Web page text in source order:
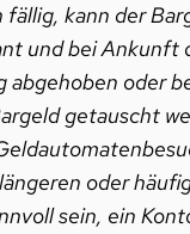
fällig, kann der
und bei Ankunft
abgehoben oder
getauscht
oder
sein, ein